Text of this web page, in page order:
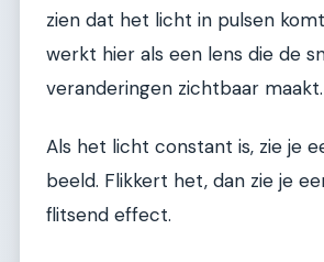
zien dat het licht in pulsen
werkt hier als een lens die de
veranderingen zichtbaar maakt.
Als het licht constant is, zie je
beeld. Flikkert het, dan zie je
flitsend effect.